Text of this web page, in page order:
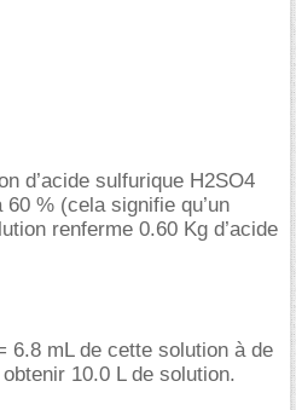
d’acide sulfurique H2SO4
% (cela signifie qu’un
renferme 0.60 Kg d’acide
6.8 mL de cette solution à de
10.0 L de solution.